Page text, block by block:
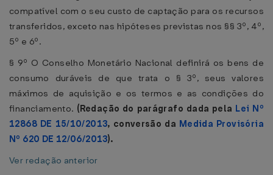
compatível com o seu custo de captação para os recursos
transferidos, exceto nas hipóteses previstas nos §§ 3º, 4º,
5º e 6º.
§ 9º O Conselho Monetário Nacional definirá os bens de
consumo duráveis de que trata o § 3º, seus valores
máximos de aquisição e os termos e as condições do
financiamento. (Redação do parágrafo dada pela Lei Nº
12868 DE 15/10/2013, conversão da Medida Provisória
Nº 620 DE 12/06/2013).
Ver redação anterior